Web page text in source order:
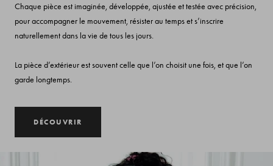
Chaque pièce est imaginée, développée, ajustée et testée avec précision,
pour accompagner le mouvement, résister au temps et s’inscrire
naturellement dans la vie de tous les jours.​
La pièce d’extérieur est souvent celle que l’on choisit une fois, et que l’on
garde longtemps.
DÉCOUVRIR